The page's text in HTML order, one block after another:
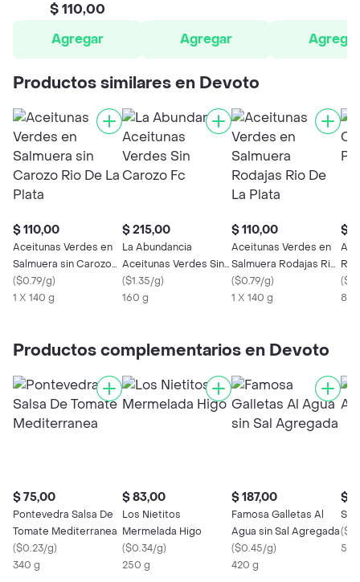
$ 110,00
Agregar
Agregar Agregar
Productos similares en Devoto
$ 110,00
Aceitunas Verdes en
Salmuera sin Carozo
Rio De La Plata
($0.79/g)
1 X 140 g
$ 215,00
La Abundancia
Aceitunas Verdes Sin
Carozo Fc
($1.35/g)
160 g
$ 110,00
Aceitunas Verdes en
Salmuera Rodajas Rio
De La Plata
($0.79/g)
1 X 140 g
$
Rio
(
80
Productos complementarios en Devoto
$ 75,00
Pontevedra Salsa De
Tomate Mediterranea
($0.23/g)
340 g
$ 83,00
Los Nietitos
Mermelada Higo
($0.34/g)
250 g
$ 187,00
Famosa Galletas Al
Agua sin Sal Agregada
($0.45/g)
420 g
$
(